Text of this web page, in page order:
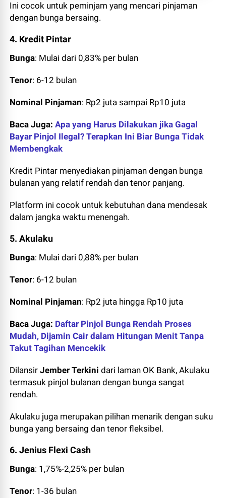
Ini cocok untuk peminjam yang mencari pinjaman
dengan bunga bersaing.
4. Kredit Pintar
Bunga: Mulai dari 0,83% per bulan
Tenor: 6-12 bulan
Nominal Pinjaman: Rp2 juta sampai Rp10 juta
Baca Juga: Apa yang Harus Dilakukan jika Gagal
Bayar Pinjol Ilegal? Terapkan Ini Biar Bunga Tidak
Membengkak
Kredit Pintar menyediakan pinjaman dengan bunga
bulanan yang relatif rendah dan tenor panjang.
Platform ini cocok untuk kebutuhan dana mendesak
dalam jangka waktu menengah.
5. Akulaku
Bunga: Mulai dari 0,88% per bulan
Tenor: 6-12 bulan
Nominal Pinjaman: Rp2 juta hingga Rp10 juta
Baca Juga: Daftar Pinjol Bunga Rendah Proses
Mudah, Dijamin Cair dalam Hitungan Menit Tanpa
Takut Tagihan Mencekik
DilansirJember Terkini dari laman OK Bank, Akulaku
termasuk pinjol bulanan dengan bunga sangat
rendah.
Akulaku juga merupakan pilihan menarik dengan suku
bunga yang bersaing dan tenor fleksibel.
6. Jenius Flexi Cash
Bunga: 1,75%-2,25% per bulan
Tenor: 1-36 bulan